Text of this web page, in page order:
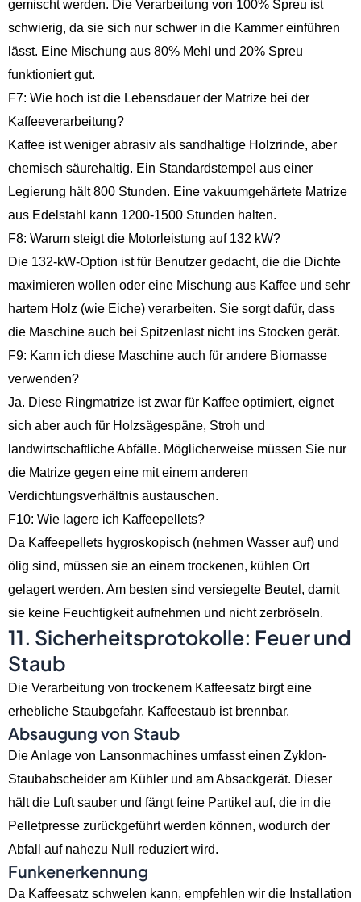
gemischt werden. Die Verarbeitung von 100% Spreu ist
schwierig, da sie sich nur schwer in die Kammer einführen
lässt. Eine Mischung aus 80% Mehl und 20% Spreu
funktioniert gut.
F7: Wie hoch ist die Lebensdauer der Matrize bei der
Kaffeeverarbeitung?
Kaffee ist weniger abrasiv als sandhaltige Holzrinde, aber
chemisch säurehaltig. Ein Standardstempel aus einer
Legierung hält 800 Stunden. Eine vakuumgehärtete Matrize
aus Edelstahl kann 1200-1500 Stunden halten.
F8: Warum steigt die Motorleistung auf 132 kW?
Die 132-kW-Option ist für Benutzer gedacht, die die Dichte
maximieren wollen oder eine Mischung aus Kaffee und sehr
hartem Holz (wie Eiche) verarbeiten. Sie sorgt dafür, dass
die Maschine auch bei Spitzenlast nicht ins Stocken gerät.
F9: Kann ich diese Maschine auch für andere Biomasse
verwenden?
Ja. Diese Ringmatrize ist zwar für Kaffee optimiert, eignet
sich aber auch für Holzsägespäne, Stroh und
landwirtschaftliche Abfälle. Möglicherweise müssen Sie nur
die Matrize gegen eine mit einem anderen
Verdichtungsverhältnis austauschen.
F10: Wie lagere ich Kaffeepellets?
Da Kaffeepellets hygroskopisch (nehmen Wasser auf) und
ölig sind, müssen sie an einem trockenen, kühlen Ort
gelagert werden. Am besten sind versiegelte Beutel, damit
sie keine Feuchtigkeit aufnehmen und nicht zerbröseln.
11. Sicherheitsprotokolle: Feuer und
Staub
Die Verarbeitung von trockenem Kaffeesatz birgt eine
erhebliche Staubgefahr. Kaffeestaub ist brennbar.
Absaugung von Staub
Die Anlage von Lansonmachines umfasst einen Zyklon-
Staubabscheider am Kühler und am Absackgerät. Dieser
hält die Luft sauber und fängt feine Partikel auf, die in die
Pelletpresse zurückgeführt werden können, wodurch der
Abfall auf nahezu Null reduziert wird.
Funkenerkennung
Da Kaffeesatz schwelen kann, empfehlen wir die Installation